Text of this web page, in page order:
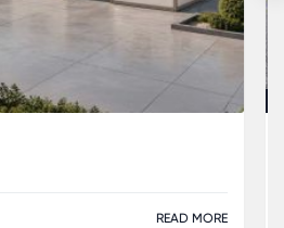
Budowie – Co Powinny
2025 READ MORE